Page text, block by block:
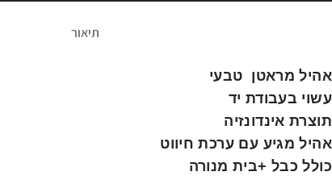
תיאור
אהיל מראטן טבעי
עשוי בעבודת יד
תוצרת אינדונזיה
אהיל מגיע עם ערכת חיווט
כולל כבל +בית מנורה